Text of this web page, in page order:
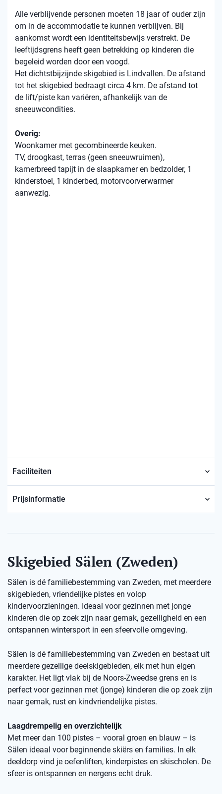
Alle verblijvende personen moeten 18 jaar of ouder zijn
om in de accommodatie te kunnen verblijven. Bij
aankomst wordt een identiteitsbewijs verstrekt. De
leeftijdsgrens heeft geen betrekking op kinderen die
begeleid worden door een voogd.
Het dichtstbijzijnde skigebied is Lindvallen. De afstand
tot het skigebied bedraagt ​​circa 4 km. De afstand tot
de lift/piste kan variëren, afhankelijk van de
sneeuwcondities.
Overig:
Woonkamer met gecombineerde keuken.
TV, droogkast, terras (geen sneeuwruimen),
kamerbreed tapijt in de slaapkamer en bedzolder, 1
kinderstoel, 1 kinderbed, motorvoorverwarmer
aanwezig.
Faciliteiten
Prijsinformatie
Skigebied Sälen (Zweden)
Sälen is dé familiebestemming van Zweden, met meerdere
skigebieden, vriendelijke pistes en volop
kindervoorzieningen. Ideaal voor gezinnen met jonge
kinderen die op zoek zijn naar gemak, gezelligheid en een
ontspannen wintersport in een sfeervolle omgeving.
Sälen is dé familiebestemming van Zweden en bestaat uit
meerdere gezellige deelskigebieden, elk met hun eigen
karakter. Het ligt vlak bij de Noors-Zweedse grens en is
perfect voor gezinnen met (jonge) kinderen die op zoek zijn
naar gemak, rust en kindvriendelijke pistes.
Laagdrempelig en overzichtelijk
Met meer dan 100 pistes – vooral groen en blauw – is
Sälen ideaal voor beginnende skiërs en families. In elk
deeldorp vind je oefenliften, kinderpistes en skischolen. De
sfeer is ontspannen en nergens echt druk.